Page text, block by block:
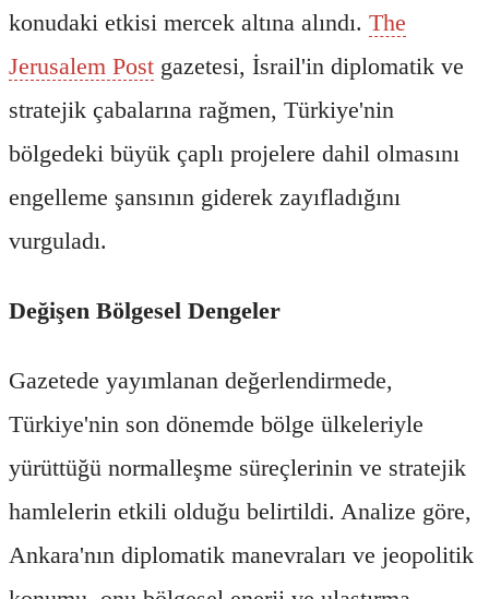
konudaki etkisi mercek altına alındı. The
Jerusalem Post gazetesi, İsrail'in diplomatik ve
stratejik çabalarına rağmen, Türkiye'nin
bölgedeki büyük çaplı projelere dahil olmasını
engelleme şansının giderek zayıfladığını
vurguladı.
Değişen Bölgesel Dengeler
Gazetede yayımlanan değerlendirmede,
Türkiye'nin son dönemde bölge ülkeleriyle
yürüttüğü normalleşme süreçlerinin ve stratejik
hamlelerin etkili olduğu belirtildi. Analize göre,
Ankara'nın diplomatik manevraları ve jeopolitik